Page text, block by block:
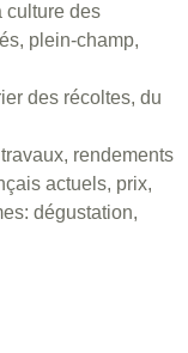
culture des
plein-champ,
des récoltes, du
rendements
actuels, prix,
dégustation,